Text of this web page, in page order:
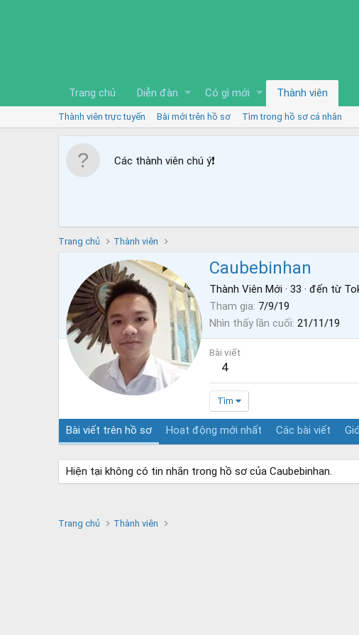
Trang chủ Diễn đàn Có gì mới Thành viên
Thành viên trực tuyến Bài mới trên hồ sơ Tìm trong hồ sơ cá nhân
Các thành viên chú ý❗️
Trang chủ Thành viên
Caubebinhan
Thành Viên Mới · 33 · đến từ
Tham gia 7/9/19
Nhìn thấy lần cuối 21/11/19
Bài viết
4
Tìm
Bài viết trên hồ sơ Hoạt động mới nhất Các bài viết
Hiện tại không có tin nhắn trong hồ sơ của Caubebinhan.
Trang chủ Thành viên